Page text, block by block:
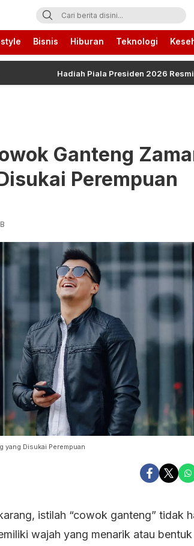
Ini Bisnis Hiburan Teknologi
Hadiah Piala Presiden 2026 Resmi Naik,
Ganteng
Perempuan
yang Disukai Perempuan
istilah “cowok ganteng” tidak
wajah yang menarik atau bentuk